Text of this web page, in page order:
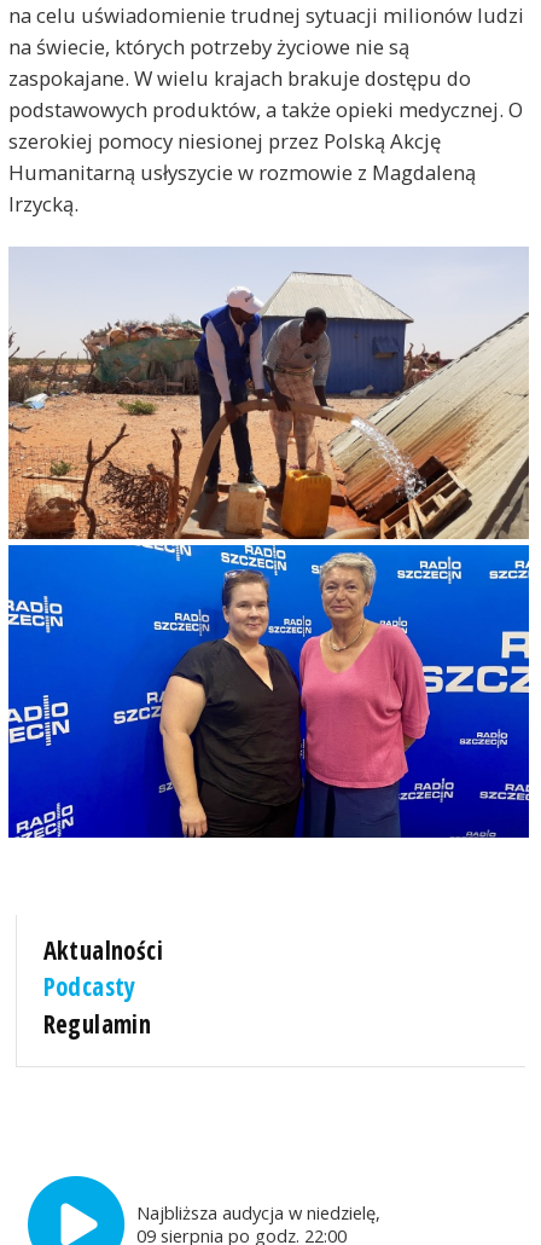
na celu uświadomienie trudnej sytuacji milionów ludzi
na świecie, których potrzeby życiowe nie są
zaspokajane. W wielu krajach brakuje dostępu do
podstawowych produktów, a także opieki medycznej. O
szerokiej pomocy niesionej przez Polską Akcję
Humanitarną usłyszycie w rozmowie z Magdaleną
Irzycką.
Aktualności
Podcasty
Regulamin
Najbliższa audycja w niedzielę,
09 sierpnia po godz. 22:00